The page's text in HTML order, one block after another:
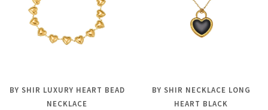
BY SHIR LUXURY HEART BEAD
NECKLACE
BY SHIR NECKLACE LONG
HEART BLACK